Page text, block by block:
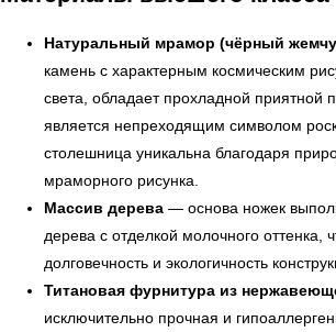
Натуральный мрамор (чёрный
камень с характерным космическим
света, обладает прохладной приятной
является непреходящим символом
столешница уникальна благодаря
мраморного рисунка.
Массив дерева — основа ножек
дерева с отделкой молочного оттенка,
долговечность и экологичность
Титановая фурнитура из
исключительно прочная и
УЗНАТЬ ПОДРОБНЕЕ